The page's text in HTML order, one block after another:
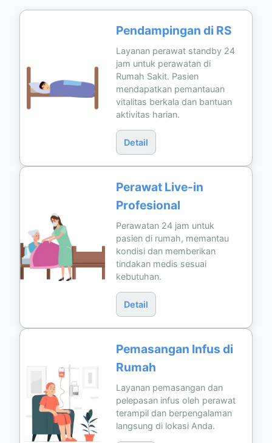
Pendampingan di RS
Layanan perawat standby 24
jam untuk perawatan di
Rumah Sakit. Pasien
mendapatkan pemantauan
vitalitas berkala dan bantuan
aktivitas harian.
Detail
Perawat Live-in
Profesional
Perawatan 24 jam untuk
pasien di rumah, memantau
kondisi dan memberikan
tindakan medis sesuai
kebutuhan.
Detail
Pemasangan Infus di
Rumah
Layanan pemasangan dan
pelepasan infus oleh perawat
terampil dan berpengalaman
langsung di lokasi Anda.